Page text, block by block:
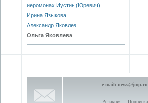
иеромонах Иустин (Юревич)
Ирина Языкова
Александр Яковлев
Ольга Яковлева
e-mail: news@jmp.ru
Редакция Подписка